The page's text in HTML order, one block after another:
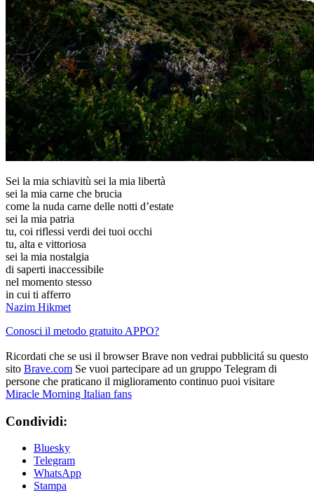
Sei la mia schiavitù sei la mia libertà
sei la mia carne che brucia
come la nuda carne delle notti d’estate
sei la mia patria
tu, coi riflessi verdi dei tuoi occhi
tu, alta e vittoriosa
sei la mia nostalgia
di saperti inaccessibile
nel momento stesso
in cui ti afferro
Nazim Hikmet
Conosci il metodo gratuito APPO?
Ricordati che se usi il browser Brave non vedrai pubblicitá su questo
sito Brave.com Se vuoi partecipare ad un gruppo Telegram di
persone che praticano il miglioramento continuo puoi visitare
Miracle Morning Italian fans
Condividi:
Bluesky
Telegram
WhatsApp
Stampa